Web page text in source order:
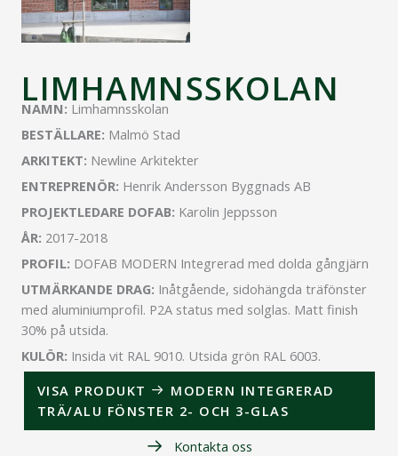
LIMHAMNSSKOLAN
NAMN: Limhamnsskolan
BESTÄLLARE: Malmö Stad
ARKITEKT: Newline Arkitekter
ENTREPRENÖR: Henrik Andersson Byggnads AB
PROJEKTLEDARE DOFAB: Karolin Jeppsson
ÅR: 2017-2018
PROFIL: DOFAB MODERN Integrerad med dolda gångjärn
UTMÄRKANDE DRAG: Inåtgående, sidohängda träfönster
med aluminiumprofil. P2A status med solglas. Matt finish
30% på utsida.
KULÖR: Insida vit RAL 9010. Utsida grön RAL 6003.
VISA PRODUKT
MODERN INTEGRERAD
TRÄ/ALU FÖNSTER 2- OCH 3-GLAS
Kontakta oss